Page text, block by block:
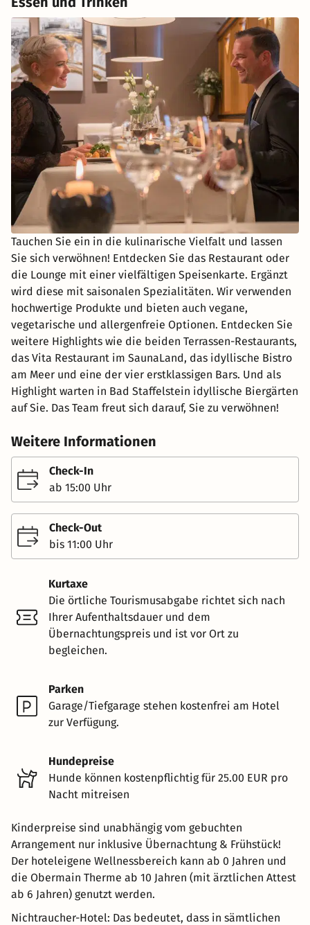
Tauchen Sie ein in die kulinarische Vielfalt und lassen
Sie sich verwöhnen! Entdecken Sie das Restaurant oder
die Lounge mit einer vielfältigen Speisenkarte. Ergänzt
wird diese mit saisonalen Spezialitäten. Wir verwenden
hochwertige Produkte und bieten auch vegane,
vegetarische und allergenfreie Optionen. Entdecken Sie
weitere Highlights wie die beiden Terrassen-Restaurants,
das Vita Restaurant im SaunaLand, das idyllische Bistro
am Meer und eine der vier erstklassigen Bars. Und als
Highlight warten in Bad Staffelstein idyllische Biergärten
auf Sie. Das Team freut sich darauf, Sie zu verwöhnen!
Weitere Informationen
Check-In
ab 15:00 Uhr
Check-Out
bis 11:00 Uhr
Kurtaxe
Die örtliche Tourismusabgabe richtet sich nach
Ihrer Aufenthaltsdauer und dem
Übernachtungspreis und ist vor Ort zu
begleichen.
Parken
Garage/Tiefgarage stehen kostenfrei am Hotel
zur Verfügung.
Hundepreise
Hunde können kostenpflichtig für 25.00 EUR pro
Nacht mitreisen
Kinderpreise sind unabhängig vom gebuchten
Arrangement nur inklusive Übernachtung & Frühstück!
Der hoteleigene Wellnessbereich kann ab 0 Jahren und
die Obermain Therme ab 10 Jahren (mit ärztlichen Attest
ab 6 Jahren) genutzt werden.
Nichtraucher-Hotel: Das bedeutet, dass in sämtlichen